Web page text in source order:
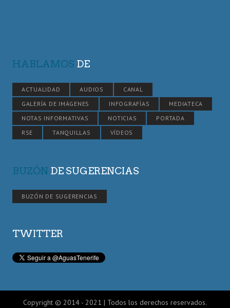
HABLAMOS DE
ACTUALIDAD AUDIOS
CANAL
GALERÍA DE IMÁGENES
INFOGRAFÍAS
MEDIATECA
NOTAS INFORMATIVAS
NOTICIAS
PORTADA
RSE
TANQUILLAS VÍDEOS
BUZÓN DE SUGERENCIAS
BUZÓN DE SUGERENCIAS
TWITTER
Copyright © 2014 - 2021 | Todos los derechos reservados.